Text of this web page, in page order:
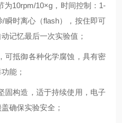
为10rpm/10×g，时间控制：1-
瞬时离心（flash），按住即可
记忆最后一次实验值；
可抵御各种化学腐蚀，具有密
能；
固构造，适于持续使用，电子
确保实验安全；